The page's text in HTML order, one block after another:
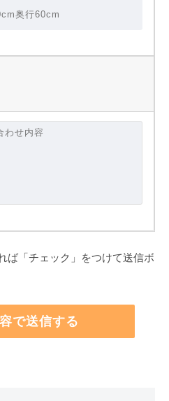
ば「チェック」をつけて送信ボ